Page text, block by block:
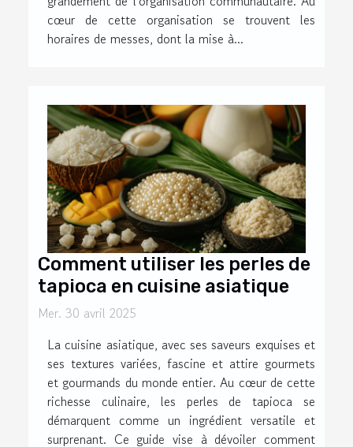
cœur de cette organisation se trouvent les
horaires de messes, dont la mise à...
Comment utiliser les perles de
tapioca en cuisine asiatique
Mer. 30 avril 2025
La cuisine asiatique, avec ses saveurs exquises et
ses textures variées, fascine et attire gourmets
et gourmands du monde entier. Au cœur de cette
richesse culinaire, les perles de tapioca se
démarquent comme un ingrédient versatile et
surprenant. Ce guide vise à dévoiler comment